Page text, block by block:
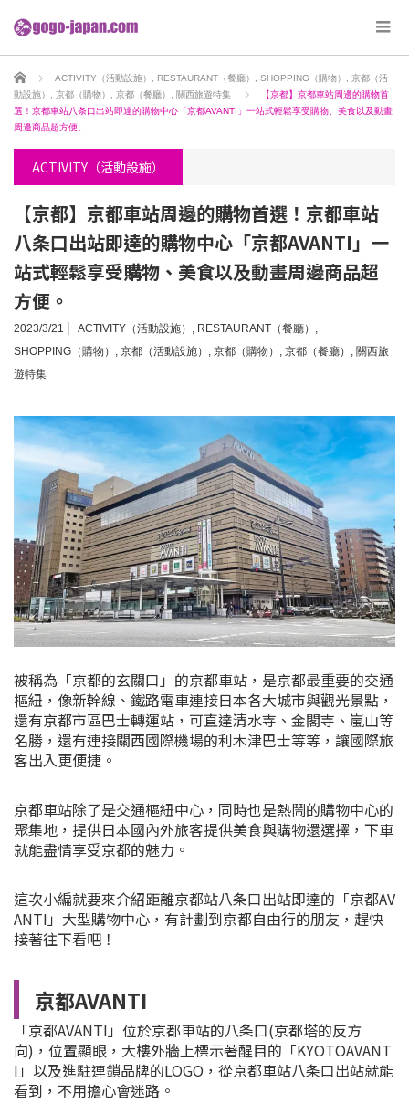
ホーム ACTIVITY（活動設施） RESTAURANT（餐廳） SHOPPING（購物）
京都（活
動設施）
京都（購物） 京都（餐廳） 關西旅遊特集
【京都】京都車站周邊的購物首
選！京都車站八条口出站即達的購物中心「京都AVANTI」一站式輕鬆享受購物、美食以及動畫
周邊商品超方便。
ACTIVITY（活動設施）
【京都】京都車站周邊的購物首選！京都車站
八条口出站即達的購物中心「京都AVANTI」一
站式輕鬆享受購物、美食以及動畫周邊商品超
方便。
2023/3/21 ACTIVITY（活動設施） , RESTAURANT（餐廳） ,
SHOPPING（購物） , 京都（活動設施） , 京都（購物） , 京都（餐廳） , 關西旅
遊特集
被稱為「京都的玄關口」的京都車站，是京都最重要的交通
樞紐， 像新幹線、鐵路電車連接日本各大城市與觀光景點，
還有京都市區巴士轉運站，可直達清水寺、金閣寺、嵐山等
名勝，還有連接關西國際機場的利木津巴士等等，讓國際旅
客出入更便捷。
京都車站除了是交通樞紐中心，同時也是熱鬧的購物中心的
聚集地，提供日本國內外旅客提供美食與購物還選擇，下車
就能盡情享受京都的魅力。
這次小編就要來介紹距離京都站八条口出站即達的「京都AV
ANTI」大型購物中心，有計劃到京都自由行的朋友，趕快
接著往下看吧！
京都AVANTI
「京都AVANTI」位於京都車站的八条口(京都塔的反方
向)， 位置顯眼，大樓外牆上標示著醒目的「KYOTOAVANT
I」以及進駐連鎖品牌的LOGO， 從京都車站八条口出站就能
看到，不用擔心會迷路。